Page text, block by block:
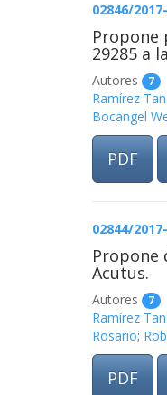
02846/
Propone
29285 a
Autores 7
Ramírez
Bocangel
PDF
02844/
Propone
Acutus.
Autores 7
Ramírez
Rosario;
PDF